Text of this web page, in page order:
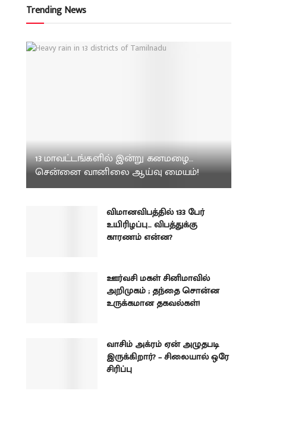
Trending News
13 மாவட்டங்களில் இன்று கனமழை…
சென்னை வானிலை ஆய்வு மையம்!
விமானவிபத்தில் 133 பேர்
உயிரிழப்பு… விபத்துக்கு
காரணம் என்ன?
ஊர்வசி மகள் சினிமாவில்
அறிமுகம் ; தந்தை சொன்ன
உருக்கமான தகவல்கள்!
வாசிம் அக்ரம் ஏன் அழுதபடி
இருக்கிறார்? – சிலையால் ஒரே
சிரிப்பு